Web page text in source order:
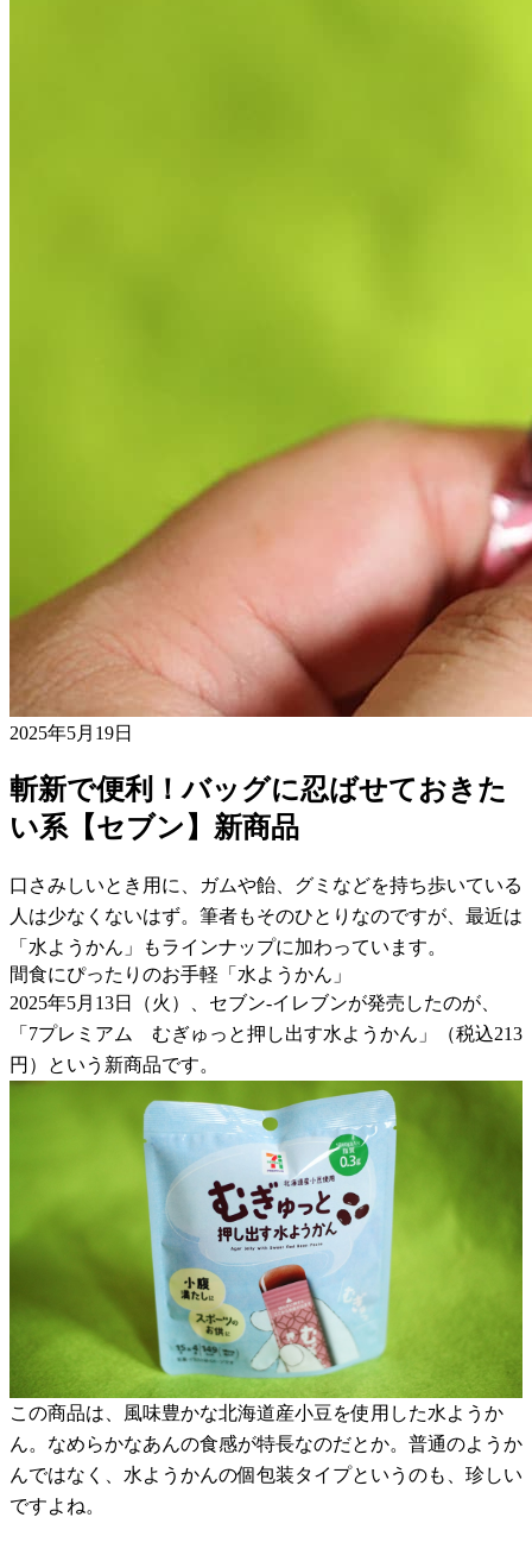
2025年5月19日
斬新で便利！バッグに忍ばせておきた
い系【セブン】新商品
口さみしいとき用に、ガムや飴、グミなどを持ち歩いている
人は少なくないはず。筆者もそのひとりなのですが、最近は
「水ようかん」もラインナップに加わっています。
間食にぴったりのお手軽「水ようかん」
2025年5月13日（火）、セブン-イレブンが発売したのが、
「7プレミアム むぎゅっと押し出す水ようかん」（税込213
円）という新商品です。
この商品は、風味豊かな北海道産小豆を使用した水ようか
ん。なめらかなあんの食感が特長なのだとか。普通のようか
んではなく、水ようかんの個包装タイプというのも、珍しい
ですよね。